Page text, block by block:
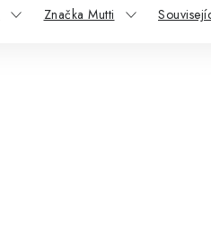
Značka Mutti